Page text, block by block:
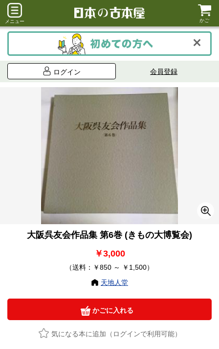
メニュー かご
ログイン 会員登録
大阪呉友会作品集 第6巻 (きもの大博覧会)
￥3,000
（送料：￥850 ～ ￥1,500）
天地人堂
かごに入れる
気になる本に追加（ログインで利用可能）